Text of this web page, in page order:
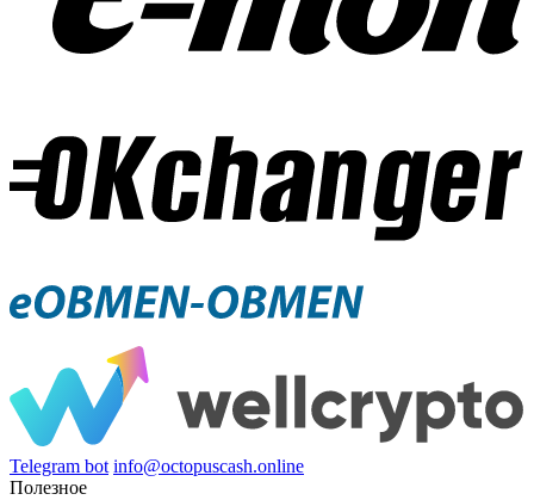
Telegram bot info@octopuscash.online
Полезное